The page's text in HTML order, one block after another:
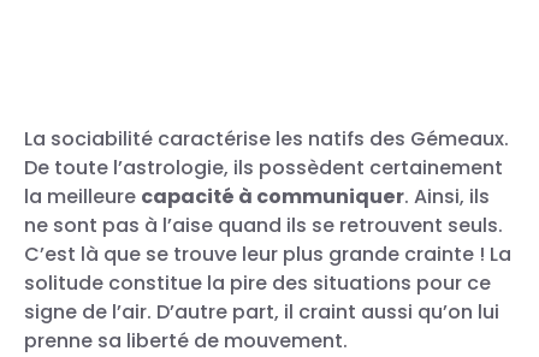
La sociabilité caractérise les natifs des Gémeaux.
De toute l’astrologie, ils possèdent certainement
la meilleure capacité à communiquer. Ainsi, ils
ne sont pas à l’aise quand ils se retrouvent seuls.
C’est là que se trouve leur plus grande crainte ! La
solitude constitue la pire des situations pour ce
signe de l’air. D’autre part, il craint aussi qu’on lui
prenne sa liberté de mouvement.